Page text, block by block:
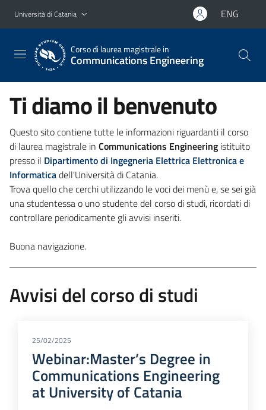
Vai al contenuto principale
Vai al menu di navigazione
Università di Catania ENG
Corso di laurea magistrale in
Communications Engineering
Ti diamo il benvenuto
Questo sito contiene tutte le informazioni riguardanti il corso
di laurea magistrale in Communications Engineering istituito
presso il Dipartimento di Ingegneria Elettrica Elettronica e
Informaticadell'Università di Catania.
Trova quello che cerchi utilizzando le voci dei menù e, se sei già
una studentessa o uno studente del corso di studi, ricordati di
controllare periodicamente gli avvisi inseriti.
Buona navigazione.
Avvisi del corso di studi
25/02/2025
Webinar:Master’s Degree in
Communications Engineering
at University of Catania